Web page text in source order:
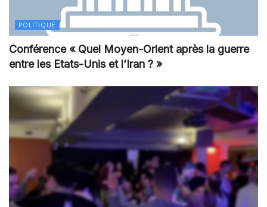
POLITIQUE
Conférence « Quel Moyen-Orient après la guerre
entre les Etats-Unis et l’Iran ? »